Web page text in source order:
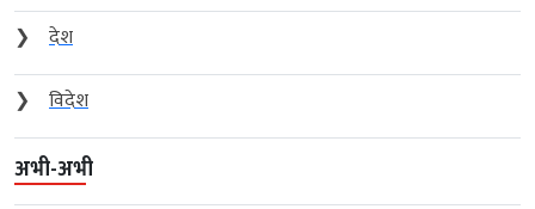
❯
देश
❯
विदेश
अभी-अभी